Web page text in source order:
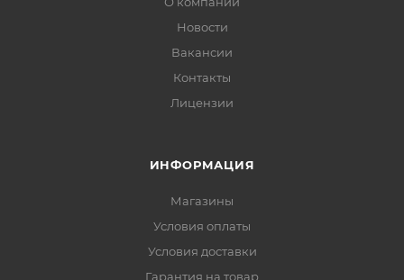
Новости
Вакансии
Контакты
Лицензии
ИНФОРМАЦИЯ
Магазины
Условия оплаты
Условия доставки
Гарантия на товар